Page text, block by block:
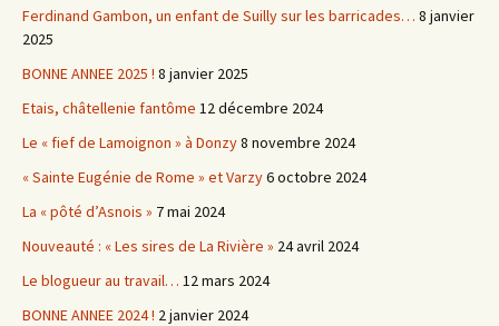
Ferdinand Gambon, un enfant de Suilly sur les barricades… 8 janvier
2025
BONNE ANNEE 2025 ! 8 janvier 2025
Etais, châtellenie fantôme 12 décembre 2024
Le « fief de Lamoignon » à Donzy8 novembre 2024
« Sainte Eugénie de Rome » et Varzy6 octobre 2024
La « pôté d’Asnois » 7 mai 2024
Nouveauté : « Les sires de La Rivière » 24 avril 2024
Le blogueur au travail… 12 mars 2024
BONNE ANNEE 2024 ! 2 janvier 2024